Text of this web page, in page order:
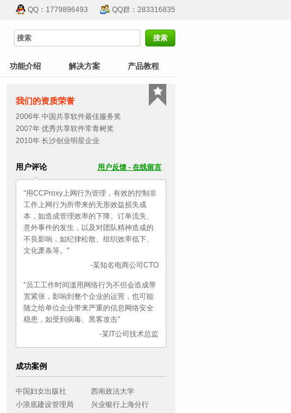
QQ：1779896493 QQ群：283316835
功能介绍 解决方案 产品教程
我们的资质荣誉
2006年 中国共享软件最佳服务奖
2007年 优秀共享软件常青树奖
2010年 长沙创业明星企业
用户评论 用户反馈 - 在线留言
"用CCProxy上网行为管理，有效的控制非
工作上网行为所带来的无形效益损失成
本，如造成管理效率的下降、订单流失、
意外事件的发生，以及对团队精神造成的
不良影响，如纪律松散、组织效率低下、
文化萧条等。"
-某知名电商公司CTO
"员工工作时间滥用网络行为不但会造成带
宽紧张，影响到整个企业的运营，也可能
随之给单位企业带来严重的信息网络安全
稳患，如受到病毒、黑客攻击"
-某IT公司技术总监
成功案例
中国妇女出版社
西南政法大学
小浪底建设管理局
兴业银行上海分行